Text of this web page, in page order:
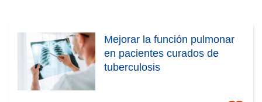
Mejorar la función pulmonar
en pacientes curados de
tuberculosis